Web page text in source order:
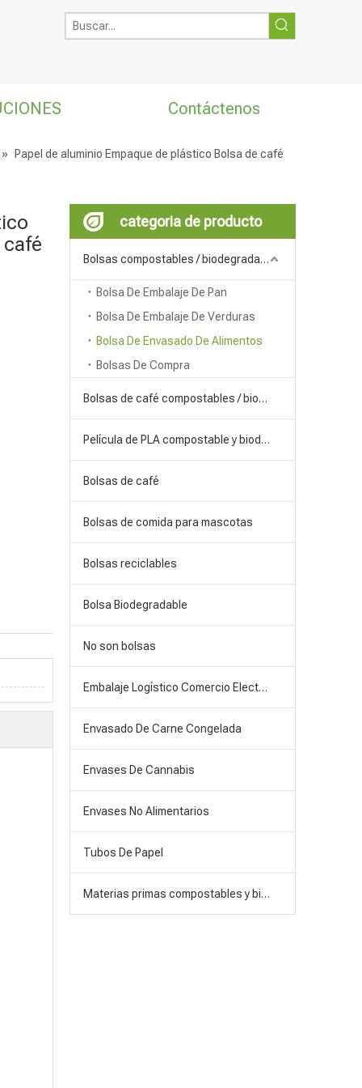
Contáctenos
» Papel de aluminio Empaque de plástico Bolsa de café
categoria de producto
Bolsas compostables / biodegradables
Bolsa De Embalaje De Pan
Bolsa De Embalaje De Verduras
Bolsa De Envasado De Alimentos
Bolsas De Compra
Bolsas de café compostables / biodegradables
Película de PLA compostable y biodegradable
Bolsas de café
Bolsas de comida para mascotas
Bolsas reciclables
Bolsa Biodegradable
No son bolsas
Embalaje Logístico Comercio Electrónico
Envasado De Carne Congelada
Envases De Cannabis
Envases No Alimentarios
Tubos De Papel
Materias primas compostables y biodegradables